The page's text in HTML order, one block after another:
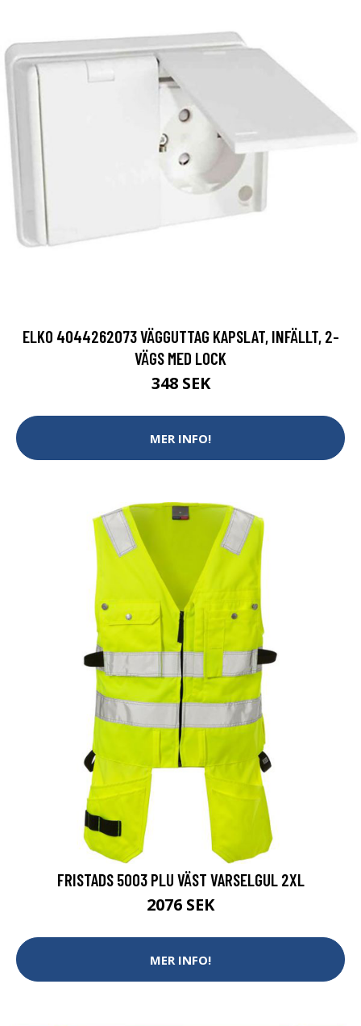
ELKO 4044262073 VÄGGUTTAG KAPSLAT, INFÄLLT, 2-
VÄGS MED LOCK
348 SEK
MER INFO!
FRISTADS 5003 PLU VÄST VARSELGUL 2XL
2076 SEK
MER INFO!